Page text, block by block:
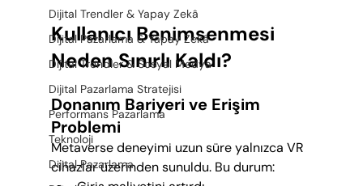
Dijital Trendler & Yapay Zekâ
Dijital Pazarlama & Yapay Zekâ
Dijital Trendler & Sosyal Medya
Dijital Pazarlama Stratejisi
Performans Pazarlama
Teknoloji
Dijital Pazarlama
Kullanıcı Benimsenmesi
Neden Sınırlı Kaldı?
Donanım Bariyeri ve Erişim
Problemi
Metaverse deneyimi uzun süre yalnızca VR
cihazlar üzerinden sunuldu. Bu durum: